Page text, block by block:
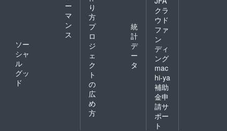
ー
マ
ン
ス
ソー
シャ
ル
グッ
ド
り
方
プ
ロ
ジ
ェ
ク
ト
の
広
め
方
統
計
デ
ー
タ
クラ
ウド
ファ
ン
ディ
ング
mac
hi-ya
補助
金申
請サ
ポー
ト